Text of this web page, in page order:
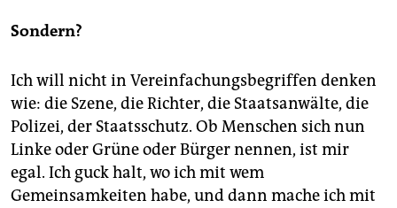
Sondern?
Ich will nicht in Vereinfachungsbegriffen denken
wie: die Szene, die Richter, die Staatsanwälte, die
Polizei, der Staatsschutz. Ob Menschen sich nun
Linke oder Grüne oder Bürger nennen, ist mir
egal. Ich guck halt, wo ich mit wem
Gemeinsamkeiten habe, und dann mache ich mit